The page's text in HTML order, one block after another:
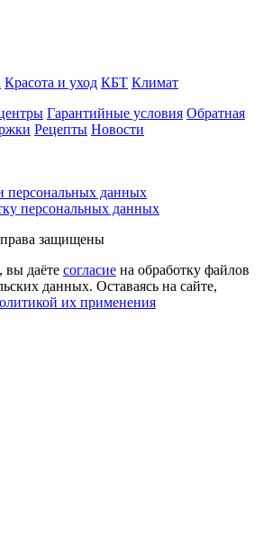
Красота и уход КБТ Климат
Гарантийные условия Обратная
Рецепты Новости
персональных данных
персональных данных
защищены
вы даёте согласие на обработку файлов
данных. Оставаясь на сайте,
их применения